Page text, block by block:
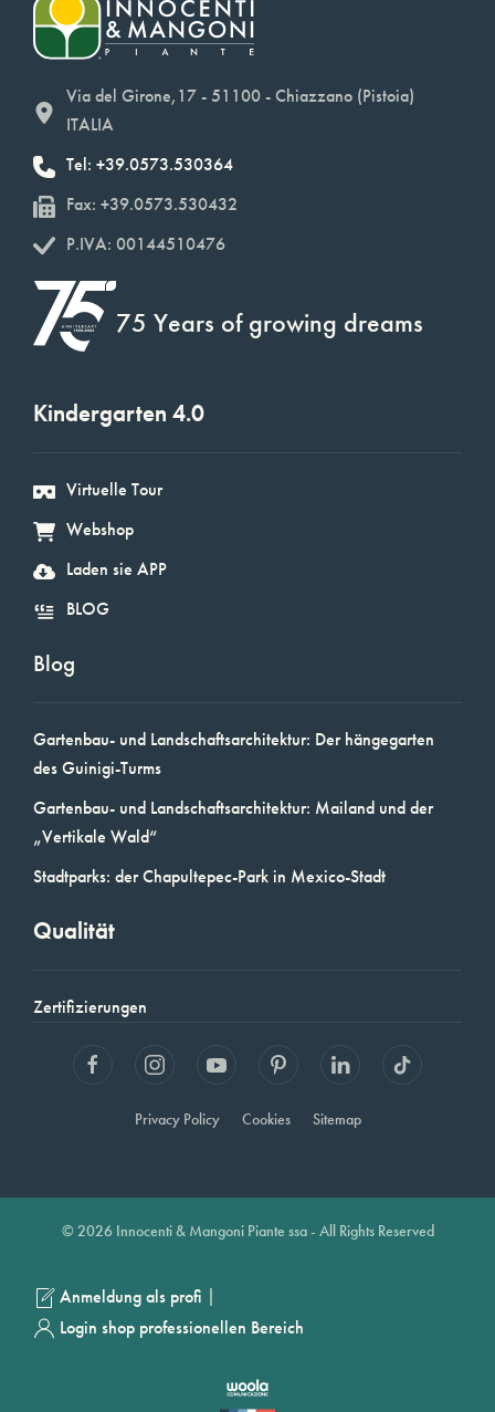
Via del Girone,17 - 51100 - Chiazzano (Pistoia)
ITALIA
Tel: +39.0573.530364
Fax: +39.0573.530432
P.IVA: 00144510476
75 Years of growing dreams
Kindergarten 4.0
Virtuelle Tour
Webshop
Laden sie APP
BLOG
Blog
Gartenbau- und Landschaftsarchitektur: Der hängegarten
des Guinigi-Turms
Gartenbau- und Landschaftsarchitektur: Mailand und der
„Vertikale Wald“
Stadtparks: der Chapultepec-Park in Mexico-Stadt
Qualität
Zertifizierungen
Privacy Policy Cookies Sitemap
© 2026 Innocenti & Mangoni Piante ssa - All Rights Reserved
Anmeldung als profi |
Login shop professionellen Bereich